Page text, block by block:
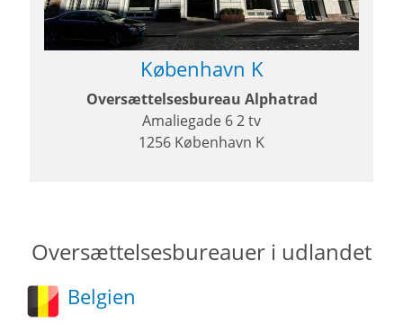
København K
Oversættelsesbureau Alphatrad
Amaliegade 6 2 tv
1256 København K
Oversættelsesbureauer i udlandet
Belgien